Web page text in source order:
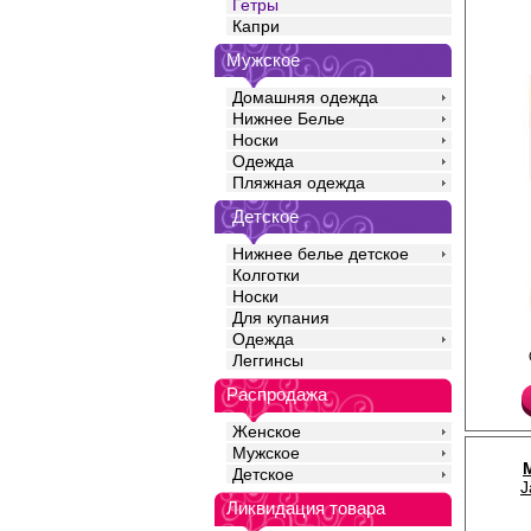
Гетры
Капри
Мужское
Домашняя одежда
Нижнее Белье
Носки
Одежда
Пляжная одежда
Детское
Нижнее белье детское
Колготки
Носки
Для купания
Одежда
Леггинсы
Распродажа
Женское
Мужское
Детское
Ликвидация товара
Гетры женские
рисунком "лапша",
Акрил 75%
Шерсть 10%
Эластан 1%